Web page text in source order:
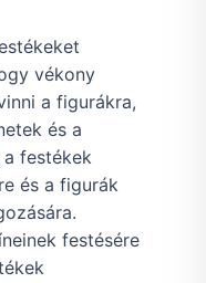
vékony
a figurákra,
és a
festékek
és a figurák
festésére